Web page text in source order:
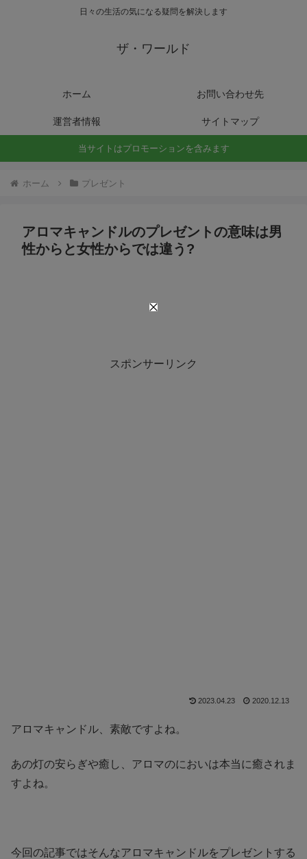
日々の生活の気になる疑問を解決します
ザ・ワールド
ホーム お問い合わせ先
運営者情報 サイトマップ
当サイトはプロモーションを含みます
ホーム プレゼント
アロマキャンドルのプレゼントの意味は男
性からと女性からでは違う?
スポンサーリンク
2023.04.23 2020.12.13
アロマキャンドル、素敵ですよね。
あの灯の安らぎや癒し、アロマのにおいは本当に癒されま
すよね。
今回の記事ではそんなアロマキャンドルをプレゼントする